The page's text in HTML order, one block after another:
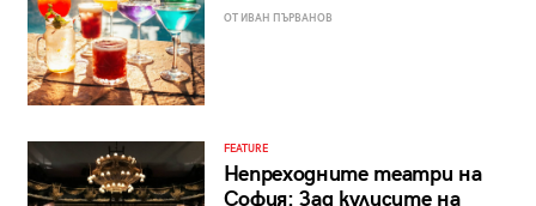
ОТ ИВАН ПЪРВАНОВ
FEATURE
Непреходните театри на
София: Зад кулисите на